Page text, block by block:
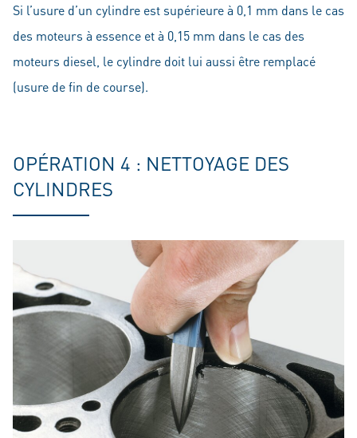
Si l’usure d’un cylindre est supérieure à 0,1 mm dans le cas
des moteurs à essence et à 0,15 mm dans le cas des
moteurs diesel, le cylindre doit lui aussi être remplacé
(usure de fin de course).
OPÉRATION 4 : NETTOYAGE DES
CYLINDRES